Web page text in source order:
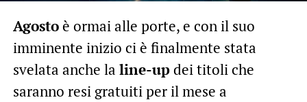
Agostoè ormai alle porte, e con il suo
imminente inizio ci è finalmente stata
svelata anche la line-updei titoli che
saranno resi gratuiti per il mese a